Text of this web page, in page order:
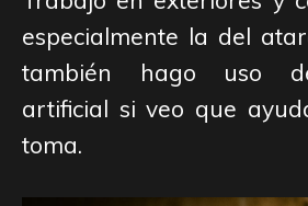
especialmente la del
también hago uso
artificial si veo que
toma.